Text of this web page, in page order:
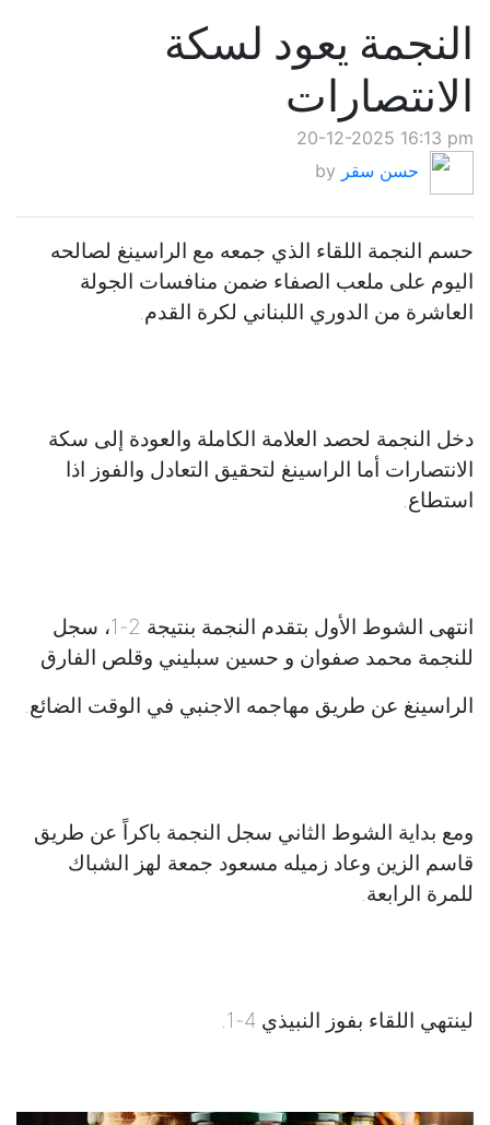
النجمة يعود لسكة
الانتصارات
20-12-2025 16:13 pm
by حسن سقر
حسم النجمة اللقاء الذي جمعه مع الراسينغ لصالحه
اليوم على ملعب الصفاء ضمن منافسات الجولة
العاشرة من الدوري اللبناني لكرة القدم.
دخل النجمة لحصد العلامة الكاملة والعودة إلى سكة
الانتصارات أما الراسينغ لتحقيق التعادل والفوز اذا
استطاع.
انتهى الشوط الأول بتقدم النجمة بنتيجة 2-1، سجل
للنجمة محمد صفوان و حسين سبليني وقلص الفارق
الراسينغ عن طريق مهاجمه الاجنبي في الوقت الضائع.
ومع بداية الشوط الثاني سجل النجمة باكراً عن طريق
قاسم الزين وعاد زميله مسعود جمعة لهز الشباك
للمرة الرابعة.
لينتهي اللقاء بفوز النبيذي 4-1.